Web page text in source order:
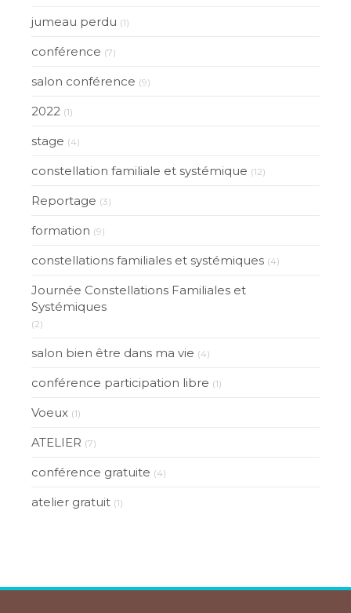
jumeau perdu (1)
conférence (7)
salon conférence (9)
2022 (1)
stage (4)
constellation familiale et systémique (12)
Reportage (3)
formation (9)
constellations familiales et systémiques (4)
Journée Constellations Familiales et
Systémiques
(2)
salon bien être dans ma vie (4)
conférence participation libre (1)
Voeux (1)
ATELIER (7)
conférence gratuite (4)
atelier gratuit (1)